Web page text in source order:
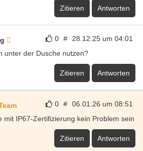
Zitieren Antworten
0 # 28.12.25 um 04:01
unter der Dusche nutzen?
Zitieren Antworten
0 # 06.01.26 um 08:51
mit IP67-Zertifizierung kein Problem sein
Zitieren Antworten